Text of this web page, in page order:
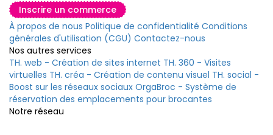
Inscrire un commerce
À propos de nous Politique de confidentialité Conditions
générales d'utilisation (CGU) Contactez-nous
Nos autres services
TH. web - Création de sites internet TH. 360 - Visites
virtuelles TH. créa - Création de contenu visuel TH. social -
Boost sur les réseaux sociaux OrgaBroc - Système de
réservation des emplacements pour brocantes
Notre réseau